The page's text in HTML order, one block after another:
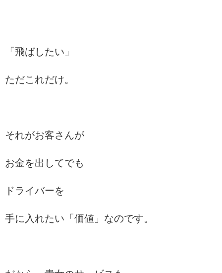
「飛ばしたい」
ただこれだけ。
それがお客さんが
お金を出してでも
ドライバーを
手に入れたい「価値」なのです。